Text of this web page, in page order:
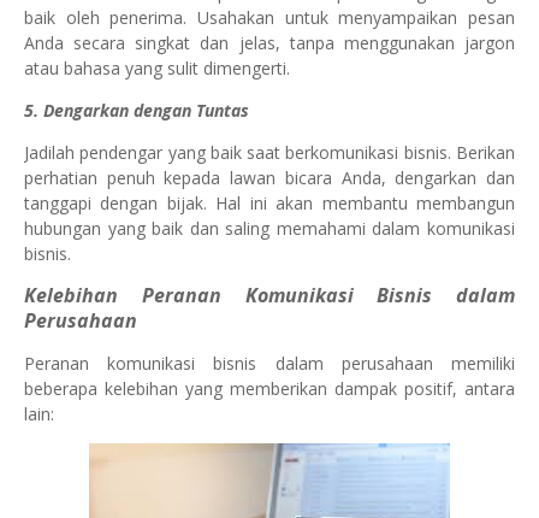
baik oleh penerima. Usahakan untuk menyampaikan pesan
Anda secara singkat dan jelas, tanpa menggunakan jargon
atau bahasa yang sulit dimengerti.
5. Dengarkan dengan Tuntas
Jadilah pendengar yang baik saat berkomunikasi bisnis. Berikan
perhatian penuh kepada lawan bicara Anda, dengarkan dan
tanggapi dengan bijak. Hal ini akan membantu membangun
hubungan yang baik dan saling memahami dalam komunikasi
bisnis.
Kelebihan Peranan Komunikasi Bisnis dalam
Perusahaan
Peranan komunikasi bisnis dalam perusahaan memiliki
beberapa kelebihan yang memberikan dampak positif, antara
lain: